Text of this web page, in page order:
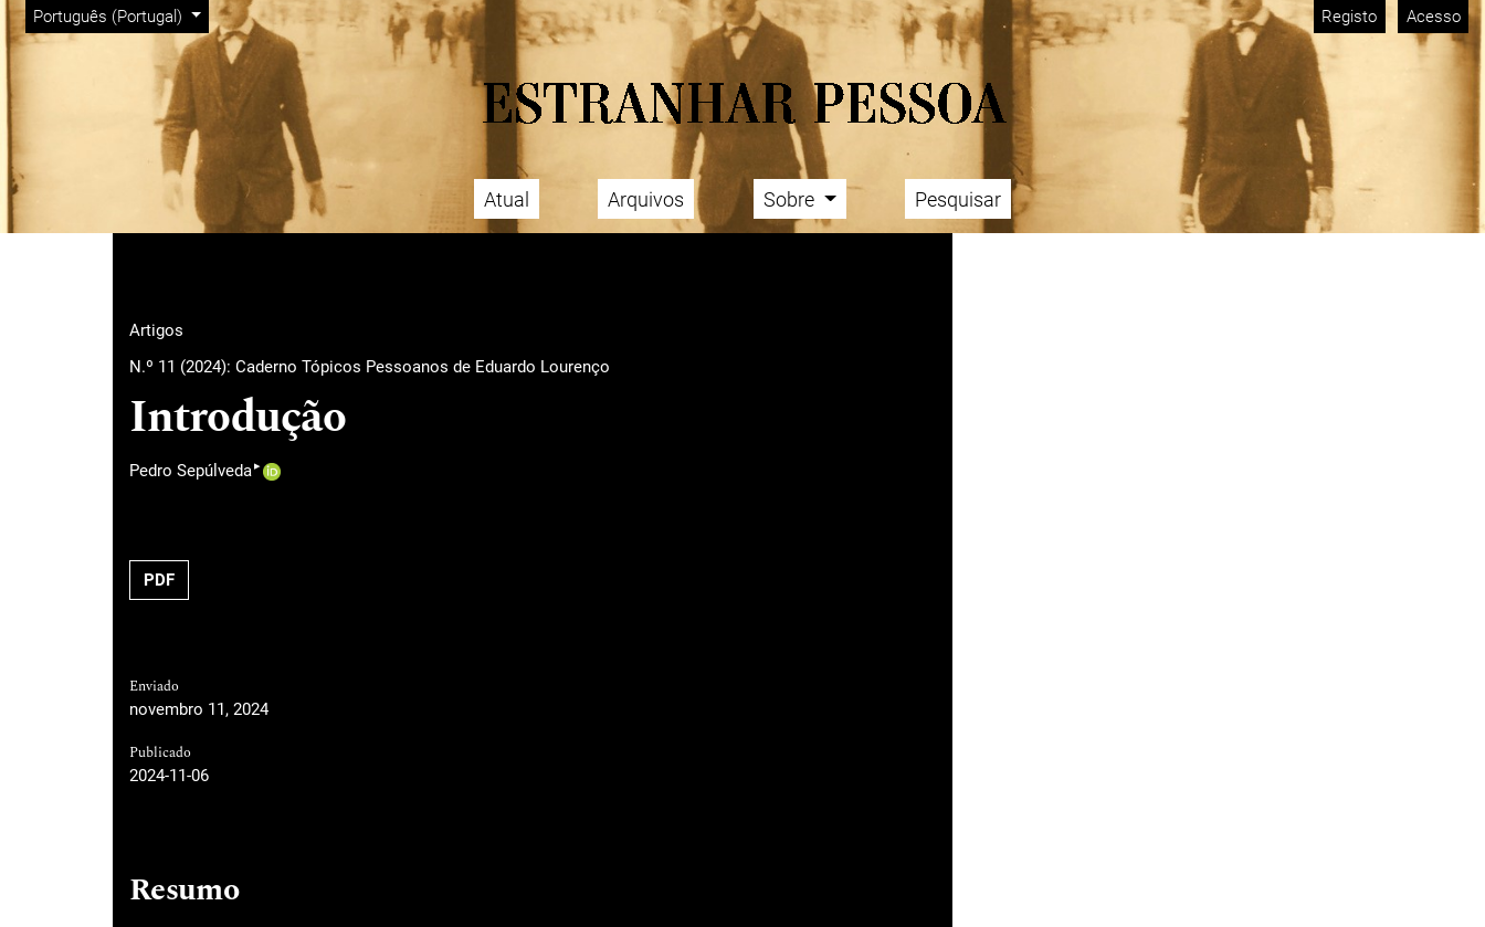
Saltar para menu de navegação principal
Saltar para conteúdo principal
Saltar para rodapé do site
Alterar o idioma. O idioma atual é:
Português (Portugal)
Menu Admin Registo Acesso
Menu principal Atual Arquivos Sobre Pesquisar
Artigos
N.º 11 (2024): Caderno Tópicos Pessoanos de Eduardo Lourenço
Introdução
Pedro Sepúlveda ▸
PDF
Enviado
novembro 11, 2024
Publicado
2024-11-06
Resumo